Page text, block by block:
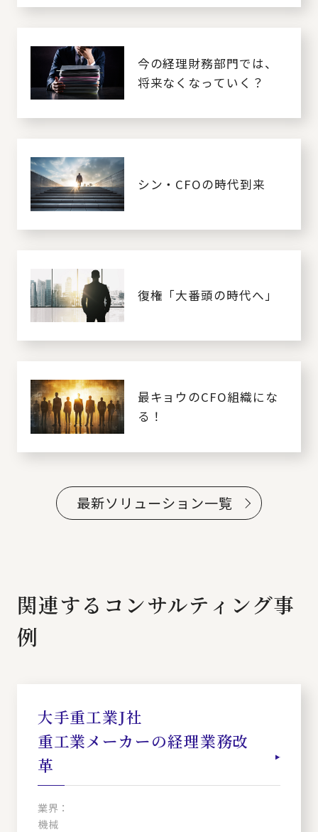
今の経理財務部門では、
将来なくなっていく？
シン・CFOの時代到来
復権「大番頭の時代へ」
最キョウのCFO組織にな
る！
最新ソリューション一覧
関連するコンサルティング事
例
大手重工業J社
重工業メーカーの経理業務改
革
業界：
機械